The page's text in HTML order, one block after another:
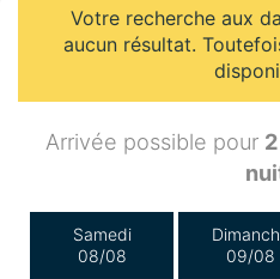
Votre recherche aux
aucun résultat.
Arrivée possible pour
Samedi
08/08
09/08